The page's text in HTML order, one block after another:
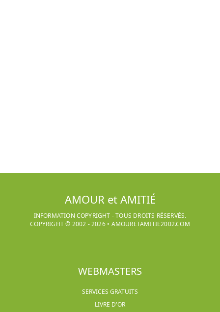
AMOUR et AMITIÉ
INFORMATION COPYRIGHT - TOUS DROITS RÉSERVÉS.
COPYRIGHT © 2002 -2026• AMOURETAMITIE2002.COM
WEBMASTERS
SERVICES GRATUITS
LIVRE D'OR